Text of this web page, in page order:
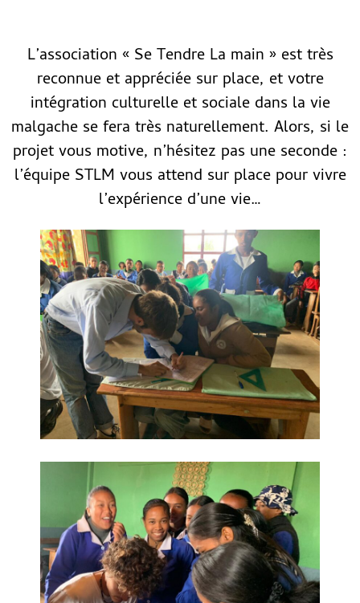
L’association « Se Tendre La main » est très
reconnue et appréciée sur place, et votre
intégration culturelle et sociale dans la vie
malgache se fera très naturellement. Alors, si le
projet vous motive, n’hésitez pas une seconde :
l’équipe STLM vous attend sur place pour vivre
l’expérience d’une vie…